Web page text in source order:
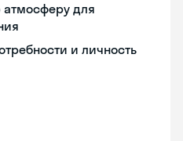
для
и личность